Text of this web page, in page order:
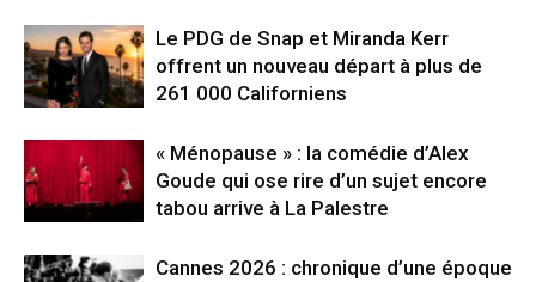
Le PDG de Snap et Miranda Kerr
offrent un nouveau départ à plus de
261 000 Californiens
« Ménopause » : la comédie d’Alex
Goude qui ose rire d’un sujet encore
tabou arrive à La Palestre
Cannes 2026 : chronique d’une époque